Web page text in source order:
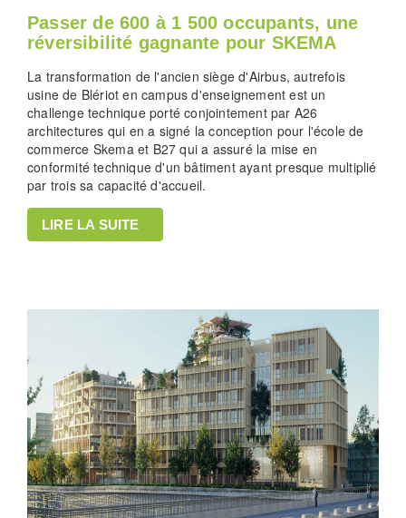
Passer de 600 à 1 500 occupants, une
réversibilité gagnante pour SKEMA
La transformation de l'ancien siège d'Airbus, autrefois
usine de Blériot en campus d'enseignement est un
challenge technique porté conjointement par A26
architectures qui en a signé la conception pour l'école de
commerce Skema et B27 qui a assuré la mise en
conformité technique d'un bâtiment ayant presque multiplié
par trois sa capacité d'accueil.
LIRE LA SUITE